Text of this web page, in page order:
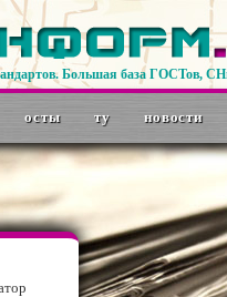
Большая база ГОСТов,
осты ту новости